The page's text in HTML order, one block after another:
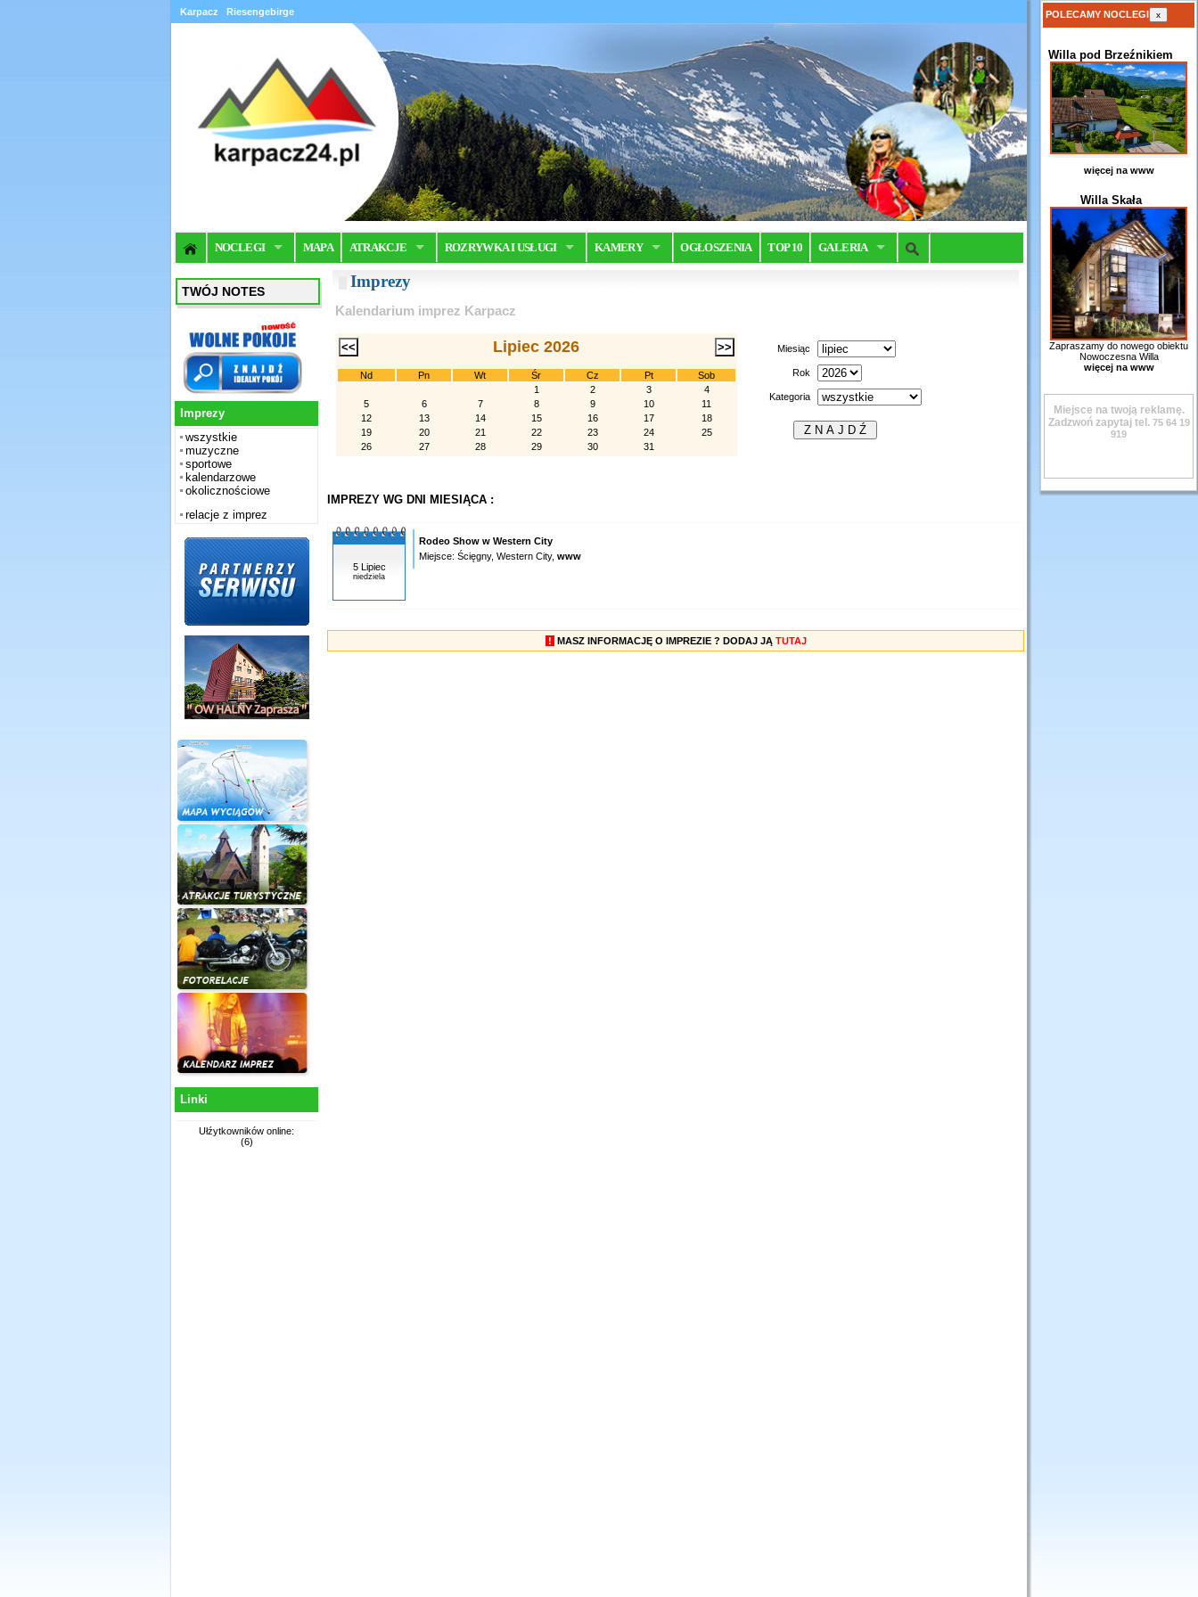
Karpacz Riesengebirge
NOCLEGI MAPA ATRAKCJE ROZRYWKA I USŁUGI KAMERY OGŁOSZENIA TOP 10 GALERIA
TWÓJ NOTES
Imprezy
wszystkie
muzyczne
sportowe
kalendarzowe
okolicznościowe
relacje z imprez
Linki
Ułźytkowników online:
(6)
Imprezy
Kalendarium imprez Karpacz
Lipiec 2026
Nd Pn Wt Śr Cz Pt
Sob
1
2 3
4
5
6 7 8 9 10
11
12
13 14 15 16 17
18
19
20 21 22 23 24
25
26
27 28 29 30 31
Miesiąc
Rok
Kategoria
IMPREZY WG DNI MIESIĄCA :
5 Lipiec
niedziela
Rodeo Show w Western City
Miejsce: Ścięgny, Western City, www
! MASZ INFORMACJĘ O IMPREZIE ? DODAJ JĄ TUTAJ
POLECAMY NOCLEGI x
Willa pod Brzeźnikiem
więcej na www
Willa Skała
Zapraszamy do nowego obiektu
Nowoczesna Willa
więcej na www
Miejsce na twoją reklamę.
Zadzwoń zapytaj tel. 75 64 19
919